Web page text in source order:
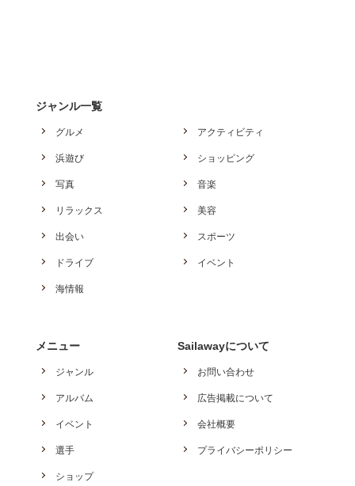
ジャンル一覧
グルメ アクティビティ
浜遊び ショッピング
写真 音楽
リラックス 美容
出会い スポーツ
ドライブ イベント
海情報
メニュー
ジャンル
アルバム
イベント
選手
ショップ
Sailawayについて
お問い合わせ
広告掲載について
会社概要
プライバシーポリシー